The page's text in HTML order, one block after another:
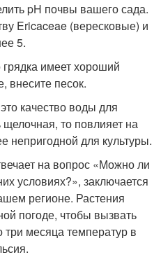
pH почвы вашего сада.
Ericaceae (вересковые) и
5.
имеет хороший
внесите песок.
качество воды для
то повлияет на
непригодной для культуры.
на вопрос «Можно ли
условиях?», заключается
регионе. Растения
погоде, чтобы вызвать
три месяца температур в